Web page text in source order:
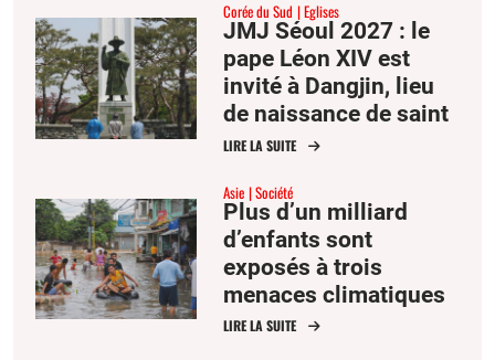
Corée du Sud Eglises
JMJ Séoul 2027 : le
pape Léon XIV est
invité à Dangjin, lieu
de naissance de saint
André Kim
LIRE LA SUITE
Asie Société
Plus d’un milliard
d’enfants sont
exposés à trois
menaces climatiques
ou plus, l’Asie en tête
LIRE LA SUITE